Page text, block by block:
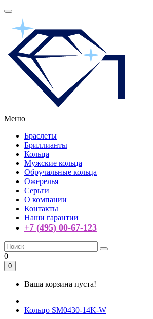
Меню
Браслеты
Бриллианты
Кольца
Мужские кольца
Обручальные кольца
Ожерелья
Серьги
О компании
Контакты
Наши гарантии
+7 (495) 00-67-123
0
0
Ваша корзина пуста!
Кольцо SM0430-14K-W